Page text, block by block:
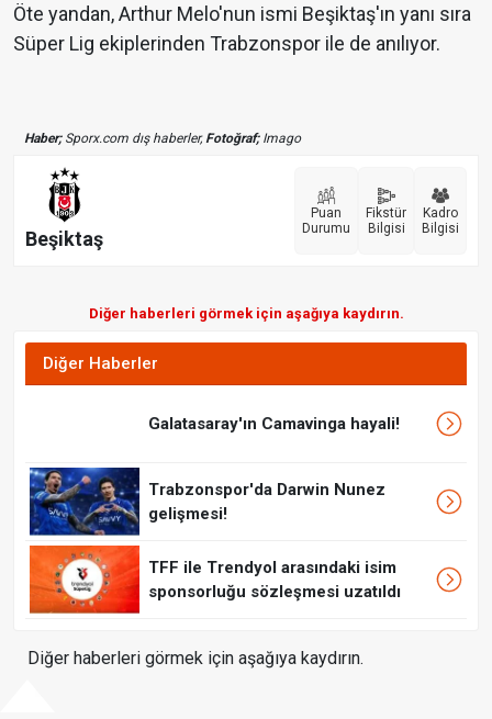
Öte yandan, Arthur Melo'nun ismi Beşiktaş'ın yanı sıra
Süper Lig ekiplerinden Trabzonspor ile de anılıyor.
Haber;Sporx.com dış haberler,Fotoğraf;Imago
Beşiktaş
Puan
Durumu
Fikstür
Bilgisi
Kadro
Bilgisi
Diğer haberleri görmek için aşağıya kaydırın.
Diğer Haberler
Galatasaray'ın Camavinga hayali!
Trabzonspor'da Darwin Nunez
gelişmesi!
TFF ile Trendyol arasındaki isim
sponsorluğu sözleşmesi uzatıldı
Diğer haberleri görmek için aşağıya kaydırın.